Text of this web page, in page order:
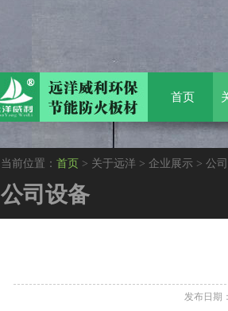
首页
当前位置： 首页 > 关于远洋 > 企业展示 > 公
公司设备
发布日期